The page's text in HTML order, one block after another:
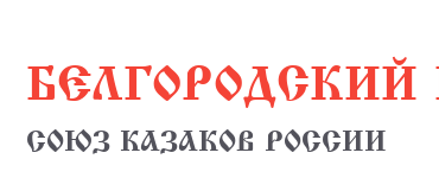
СОЮЗ КАЗАКОВ РОССИИ